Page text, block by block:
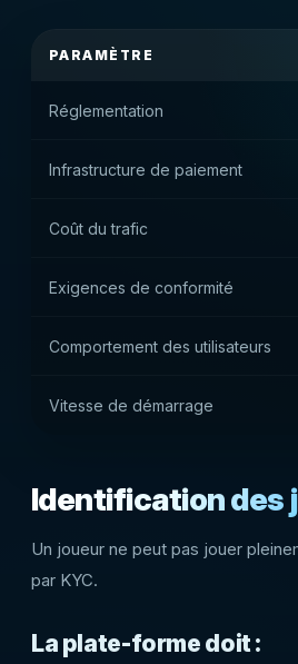
PARAMÈTRE
Réglementation
Infrastructure de paiement
Coût du trafic
Exigences de conformité
Comportement des utilisateurs
Vitesse de démarrage
Identification des
Un joueur ne peut pas jouer
par KYC.
La plate-forme doit :